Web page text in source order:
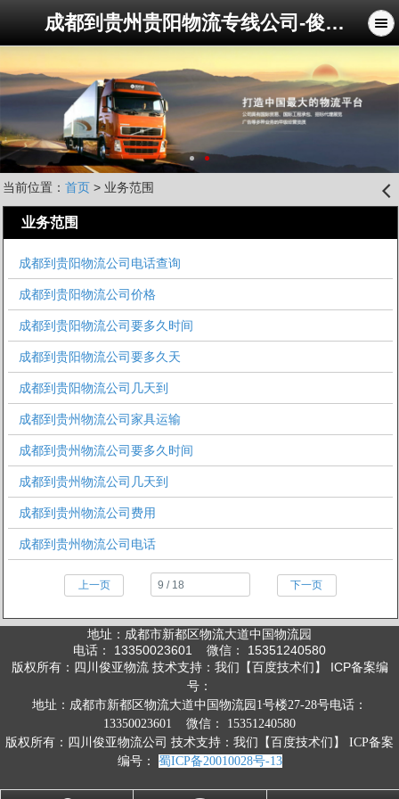
成都到贵州贵阳物流专线公司-俊亚物流公司
当前位置： 首页> 业务范围 󰊒
业务范围
成都到贵阳物流公司电话查询
成都到贵阳物流公司价格
成都到贵阳物流公司要多久时间
成都到贵阳物流公司要多久天
成都到贵阳物流公司几天到
成都到贵州物流公司家具运输
成都到贵州物流公司要多久时间
成都到贵州物流公司几天到
成都到贵州物流公司费用
成都到贵州物流公司电话
上一页 下一页
地址：成都市新都区物流大道中国物流园
电话： 13350023601 微信： 15351240580
版权所有：四川俊亚物流 技术支持：我们【百度技术们】 ICP备案编
号：
地址：成都市新都区物流大道中国物流园1号楼27-28号电话：
13350023601 微信： 15351240580
版权所有：四川俊亚物流公司 技术支持：我们【百度技术们】 ICP备案
编号： 蜀ICP备20010028号-13